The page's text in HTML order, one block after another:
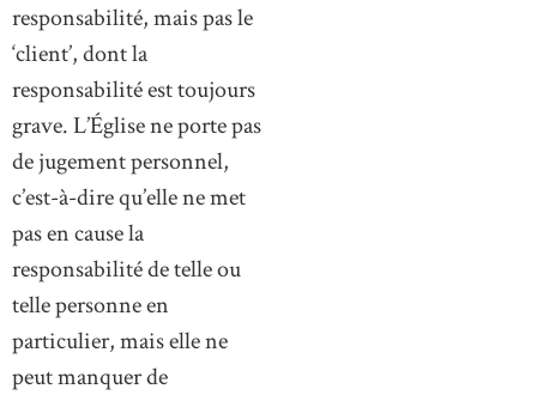
responsabilité, mais pas le
‘client’, dont la
responsabilité est toujours
grave. L’Église ne porte pas
de jugement personnel,
c’est-à-dire qu’elle ne met
pas en cause la
responsabilité de telle ou
telle personne en
particulier, mais elle ne
peut manquer de